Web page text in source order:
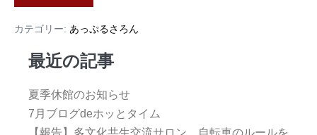
カテゴリー: あっぷるさろん
最近の記事
夏季休館のお知らせ
7月ブログdeホッとタイム
【報告】多文化共生交流サロン 自転車のルールを